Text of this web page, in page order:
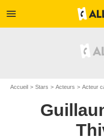
menu
Accueil Stars Acteurs Acteur